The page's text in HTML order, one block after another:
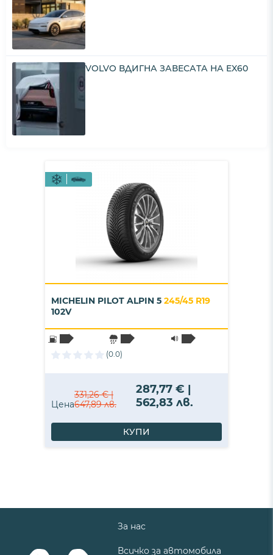
VOLVO ВДИГНА ЗАВЕСАТА НА EX60
MICHELIN PILOT ALPIN 5 245/45 R19
102V
(0.0)
Цена
331,26 € |
647,89 лв.
287,77 € |
562,83 лв.
КУПИ
За нас
Всичко за автомобила